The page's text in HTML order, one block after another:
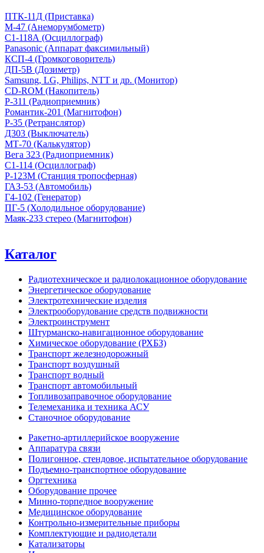
ПТК-11Д (Приставка)
М-47 (Анеморумбометр)
С1-118А (Осциллограф)
Panasonic (Аппарат факсимильный)
КСП-4 (Громкоговоритель)
ДП-5В (Дозиметр)
Samsung, LG, Philips, NTT и др. (Монитор)
CD-ROM (Накопитель)
Р-311 (Радиоприемник)
Романтик-201 (Магнитофон)
Р-35 (Ретранслятор)
Д303 (Выключатель)
МТ-70 (Калькулятор)
Вега 323 (Радиоприемник)
С1-114 (Осциллограф)
Р-123М (Станция тропосферная)
ГАЗ-53 (Автомобиль)
Г4-102 (Генератор)
ПГ-5 (Холодильное оборудование)
Маяк-233 стерео (Магнитофон)
Каталог
Радиотехническое и радиолокационное оборудование
Энергетическое оборудование
Электротехнические изделия
Электрооборудование средств подвижности
Электроинструмент
Штурманско-навигационное оборудование
Химическое оборудование (РХБЗ)
Транспорт железнодорожный
Транспорт воздушный
Транспорт водный
Транспорт автомобильный
Топливозаправочное оборудование
Телемеханика и техника АСУ
Станочное оборудование
Ракетно-артиллерийское вооружение
Аппаратура связи
Полигонное, стендовое, испытательное оборудование
Подъемно-транспортное оборудование
Оргтехника
Оборудование прочее
Минно-торпедное вооружение
Медицинское оборудование
Контрольно-измерительные приборы
Комплектующие и радиодетали
Катализаторы